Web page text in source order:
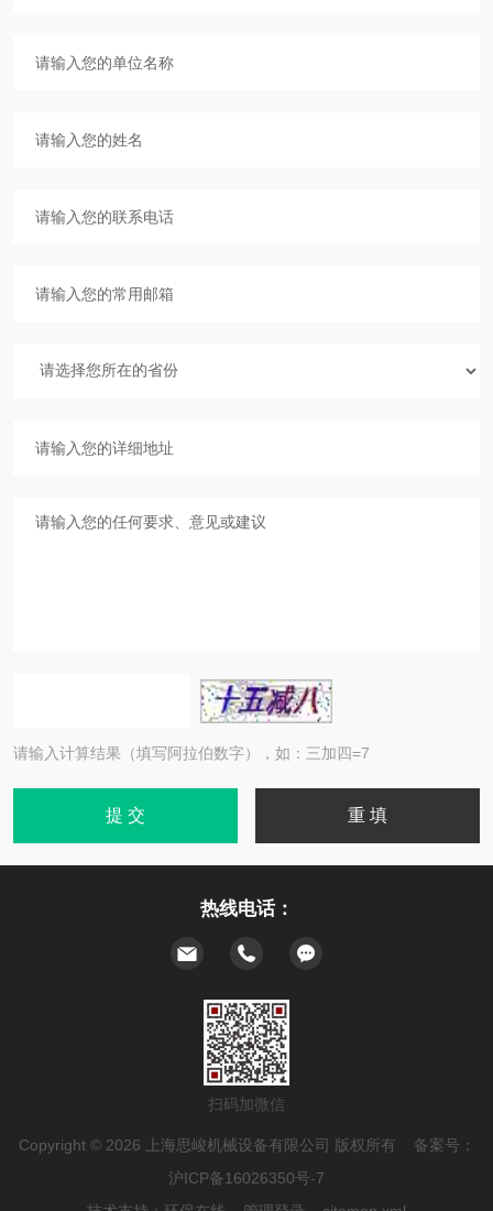
请输入计算结果（填写阿拉伯数字），如：三加四=7
热线电话：
扫码加微信
Copyright © 2026 上海思峻机械设备有限公司 版权所有 备案号：
沪ICP备16026350号-7